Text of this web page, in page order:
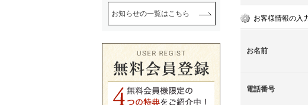
お客様情報の入
お名前
電話番号
お知らせの一覧はこちら